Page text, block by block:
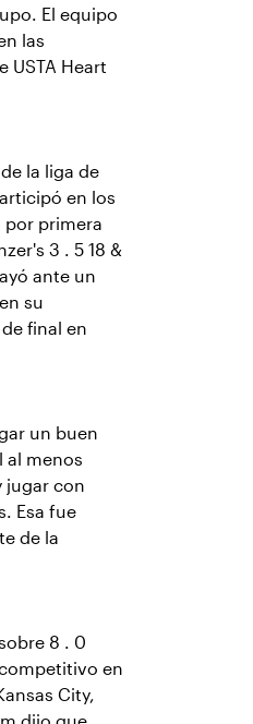
El equipo
las
USTA Heart
la liga de
en los
por primera
3 . 5 18 &
ante un
su
final en
un buen
al menos
jugar con
Esa fue
de la
8 . 0
en
City,